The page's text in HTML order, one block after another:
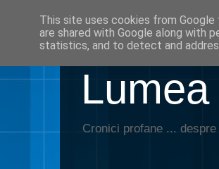
Cronici profane ...
This site uses cookies from
are shared with Google along with
statistics, and to detect and